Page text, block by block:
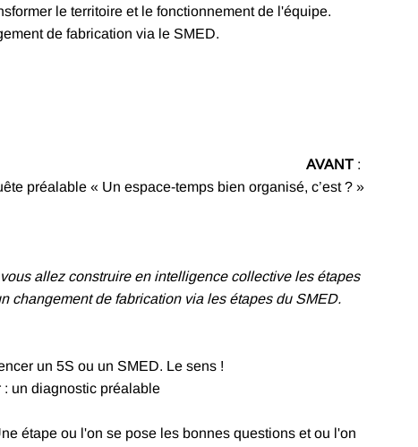
le territoire et le fonctionnement de l'équipe.
de fabrication via le SMED.
AVANT :
préalable « Un espace-temps bien organisé, c’est ? »
allez construire en intelligence collective les étapes
changement de fabrication via les étapes du SMED.
un 5S ou un SMED. Le sens !
: un diagnostic préalable
étape ou l'on se pose les bonnes questions et ou l'on